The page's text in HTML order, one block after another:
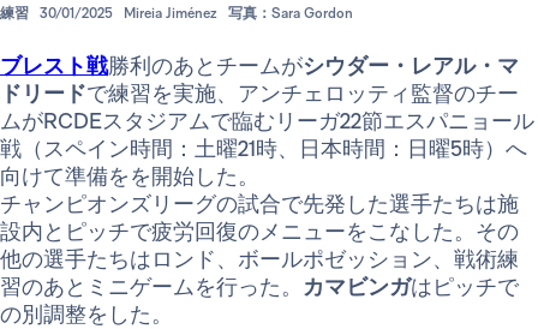
練習 30/01/2025 Mireia Jiménez 写真：Sara Gordon
ブレスト戦勝利のあとチームがシウダー・レアル・マ
ドリードで練習を実施、アンチェロッティ監督のチー
ムがRCDEスタジアムで臨むリーガ22節エスパニョール
戦（スペイン時間：土曜21時、日本時間：日曜5時）へ
向けて準備をを開始した。
チャンピオンズリーグの試合で先発した選手たちは施
設内とピッチで疲労回復のメニューをこなした。その
他の選手たちはロンド、ボールポゼッション、戦術練
習のあとミニゲームを行った。 カマビンガはピッチで
の別調整をした。